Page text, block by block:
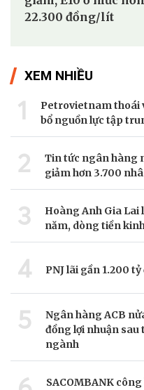
22.300 đồng/lít
XEM NHIỀU
1
Petrovietnam thoái
bổ nguồn lực tập
2
Tin tức ngân hàng
giảm hơn 3.700
3
Hoàng Anh Gia Lai
năm, dòng tiền
4 PNJ lãi gần 1.200
5
Ngân hàng ACB
đồng lợi nhuận sau
ngành
SACOMBANK